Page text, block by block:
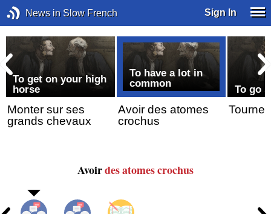
News in Slow French Sign In
To get on your high
horse
Monter sur ses
grands chevaux
To have a lot in
common
Avoir des atomes
crochus
To go
Avoirdes atomescrochus